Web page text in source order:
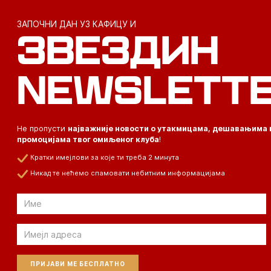
ЗАПОЧНИ ДАН УЗ КАФИЦУ И
ЗВЕЗДИН
Не пропусти најважније новости о утакмицама, дешавањима
промоцијама твог омиљеног клуба!
Кратки имејлови за које ти треба 2 минута
Никад те нећемо спамовати небитним информацијама
Email
Email